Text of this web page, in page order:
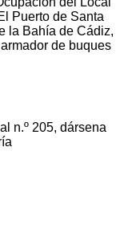
Puerto de Santa
la Bahía de Cádiz,
de buques
n.º 205, dársena